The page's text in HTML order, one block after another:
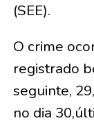
(SEE).
O crime
registrado
seguinte,
no dia